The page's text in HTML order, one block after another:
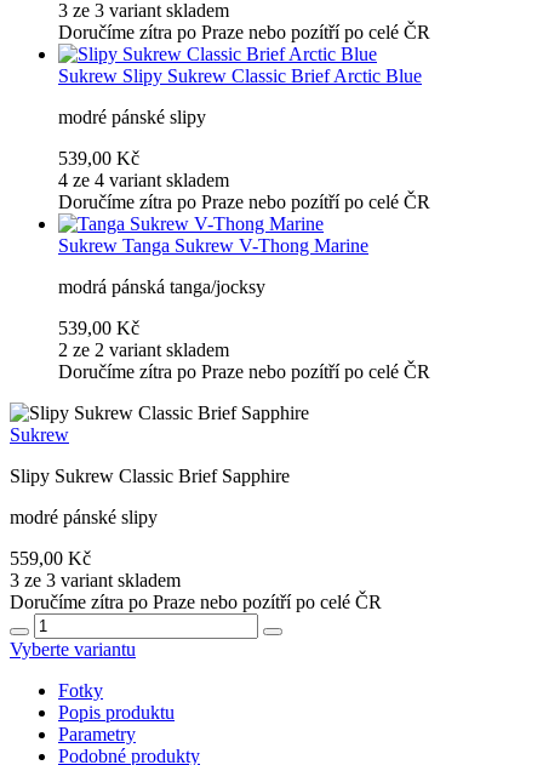
3 ze 3 variant skladem
Doručíme zítra po Praze nebo pozítří po celé ČR
Sukrew Slipy Sukrew Classic Brief Arctic Blue
modré pánské slipy
539,00 Kč
4 ze 4 variant skladem
Doručíme zítra po Praze nebo pozítří po celé ČR
Sukrew Tanga Sukrew V-Thong Marine
modrá pánská tanga/jocksy
539,00 Kč
2 ze 2 variant skladem
Doručíme zítra po Praze nebo pozítří po celé ČR
Sukrew
Slipy Sukrew Classic Brief Sapphire
modré pánské slipy
559,00 Kč
3 ze 3 variant skladem
Doručíme zítra po Praze nebo pozítří po celé ČR
Vyberte variantu
Fotky
Popis produktu
Parametry
Podobné produkty